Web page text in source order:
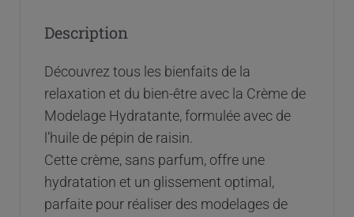
Description
Découvrez tous les bienfaits de la
relaxation et du bien-être avec la Crème de
Modelage Hydratante, formulée avec de
l’huile de pépin de raisin.
Cette crème, sans parfum, offre une
hydratation et un glissement optimal,
parfaite pour réaliser des modelages de